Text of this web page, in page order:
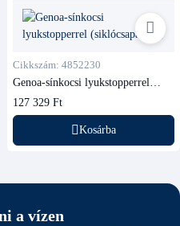
Cikkszám: 4852230
Genoa-sínkocsi lyukstopperrel
127 329 Ft
Kosárba
a vízen